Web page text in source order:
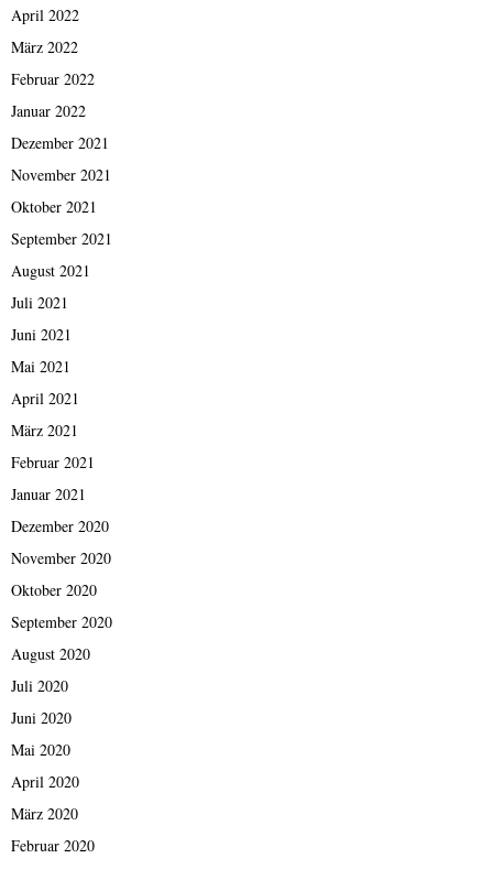
April 2022
März 2022
Februar 2022
Januar 2022
Dezember 2021
November 2021
Oktober 2021
September 2021
August 2021
Juli 2021
Juni 2021
Mai 2021
April 2021
März 2021
Februar 2021
Januar 2021
Dezember 2020
November 2020
Oktober 2020
September 2020
August 2020
Juli 2020
Juni 2020
Mai 2020
April 2020
März 2020
Februar 2020